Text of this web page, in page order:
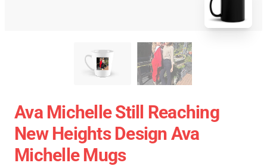
Ava Michelle Still Reaching
New Heights Design Ava
Michelle Mugs